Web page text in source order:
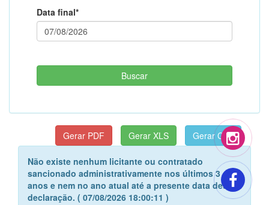
Data final*
Não existe nenhum licitante ou contratado
sancionado administrativamente nos últimos 3
anos e nem no ano atual até a presente data desta
declaração. ( 07/08/2026 18:00:11 )